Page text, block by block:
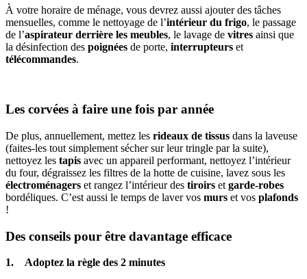
À votre horaire de ménage, vous devrez aussi ajouter des tâches
mensuelles, comme le nettoyage de l’intérieur du frigo, le passage
de l’aspirateur derrière les meubles, le lavage de vitres ainsi que
la désinfection des poignées de porte, interrupteurs et
télécommandes.
Les corvées à faire une fois par année
De plus, annuellement, mettez les rideaux de tissus dans la laveuse
(faites-les tout simplement sécher sur leur tringle par la suite),
nettoyez les tapis avec un appareil performant, nettoyez l’intérieur
du four, dégraissez les filtres de la hotte de cuisine, lavez sous les
électroménagers et rangez l’intérieur des tiroirs et garde-robes
bordéliques. C’est aussi le temps de laver vos murs et vos plafonds
!
Des conseils pour être davantage efficace
1. Adoptez la règle des 2 minutes